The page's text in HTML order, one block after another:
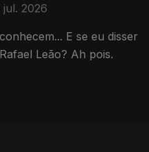
jul. 2026
E se eu disser
Leão? Ah pois.